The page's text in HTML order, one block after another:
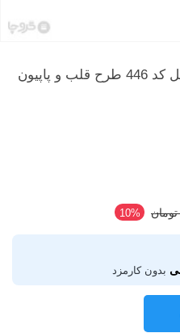
شورت زنانه اسلیپ نخی میسپل کد 446 طرح قلب و پاپیون
‎10%
بدون کارمزد